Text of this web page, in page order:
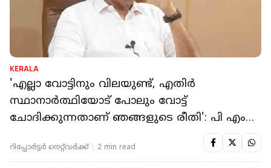
KERALA
'എല്ലാ വോട്ടിനും വിലയുണ്ട്, എതിര്‍
സ്ഥാനാര്‍ത്ഥിയോട് പോലും വോട്ട്
ചോദിക്കുന്നതാണ് ഞങ്ങളുടെ രീതി': പി എം
റിപ്പോർട്ടർ നെറ്റ്‌വര്‍ക്ക്‌ 2 min read